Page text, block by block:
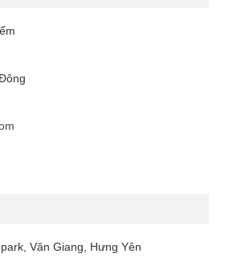
Văn Giang, Hưng Yên